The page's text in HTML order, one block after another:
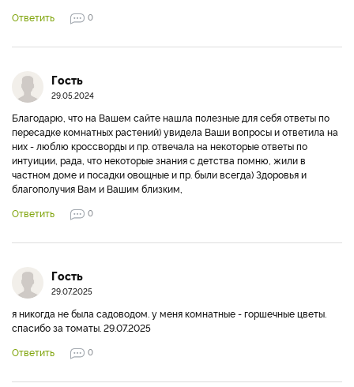
Ответить
0
Гость
29.05.2024
Благодарю, что на Вашем сайте нашла полезные для себя ответы по
пересадке комнатных растений) увидела Ваши вопросы и ответила на
них - люблю кроссворды и пр. отвечала на некоторые ответы по
интуиции, рада, что некоторые знания с детства помню, жили в
частном доме и посадки овощные и пр. были всегда) Здоровья и
благополучия Вам и Вашим близким,
Ответить
0
Гость
29.07.2025
я никогда не была садоводом. у меня комнатные - горшечные цветы.
спасибо за томаты. 29.07.2025
Ответить
0